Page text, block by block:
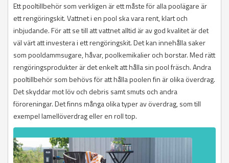
Ett pooltillbehör som verkligen är ett måste för alla poolägare är
ett rengöringskit. Vattnet i en pool ska vara rent, klart och
inbjudande. För att se till att vattnet alltid är av god kvalitet är det
väl värt att investera i ett rengöringskit. Det kan innehålla saker
som pooldammsugare, håvar, poolkemikalier och borstar. Med rätt
rengöringsprodukter är det enkelt att hålla sin pool fräsch. Andra
pooltillbehör som behövs för att hålla poolen fin är olika överdrag.
Det skyddar mot löv och debris samt smuts och andra
föroreningar. Det finns många olika typer av överdrag, som till
exempel lamellöverdrag eller en roll top.